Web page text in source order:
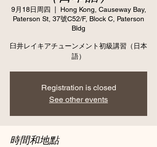
9月18日周四
Hong Kong, Causeway Bay,
Paterson St, 37號C52/F, Block C, Paterson
Bldg
臼井レイキアチューンメント初級講習（日本
語）
Registration is closed
See other events
時間和地點